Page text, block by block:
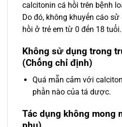
calcitonin cá hồi trên bệnh
Do đó, không khuyến cáo
hồi ở trẻ em từ 0 đến 18 tuổi.
Không sử dụng trong
(Chống chỉ định)
Quá mẫn cảm với
phần nào của tá dược.
Tác dụng không mong